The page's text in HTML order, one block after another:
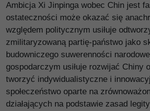
Ambicja Xi Jinpinga wobec Chin jest
ostateczności może okazać się
względem politycznym usiłuje
zmilitaryzowaną partię-państwo jako
budowniczego suwerenności
gospodarczym usiłuje rozwijać Chiny
tworzyć indywidualistyczne i
społeczeństwo oparte na
działających na podstawie zasad